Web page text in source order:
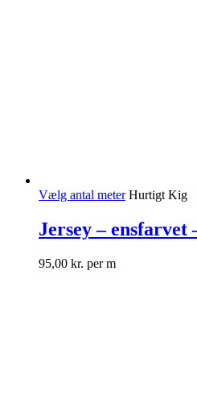
Vælg antal meter Hurtigt Kig
Jersey – ensfarvet
95,00 kr. per m